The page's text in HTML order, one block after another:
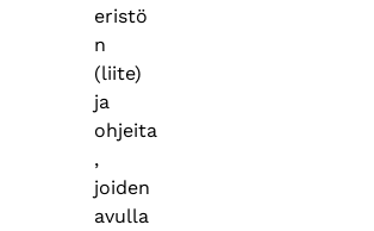
eristö
n
(liite)
ja
ohjeita
,
joiden
avulla